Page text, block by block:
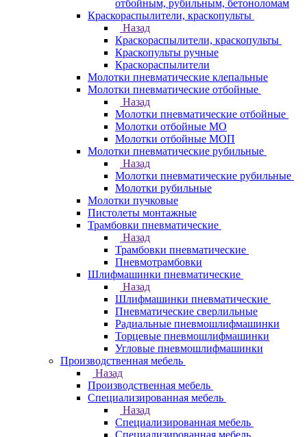
отбойным, рубильным, бетоноломам
Краскораспылители, краскопульты
Назад
Краскораспылители, краскопульты
Краскопульты ручные
Краскораспылители
Молотки пневматические клепальные
Молотки пневматические отбойные
Назад
Молотки пневматические отбойные
Молотки отбойные МО
Молотки отбойные МОП
Молотки пневматические рубильные
Назад
Молотки пневматические рубильные
Молотки рубильные
Молотки пучковые
Пистолеты монтажные
Трамбовки пневматические
Назад
Трамбовки пневматические
Пневмотрамбовки
Шлифмашинки пневматические
Назад
Шлифмашинки пневматические
Пневматические сверлильные
Радиальные пневмошлифмашинки
Торцевые пневмошлифмашинки
Угловые пневмошлифмашинки
Производственная мебель
Назад
Производственная мебель
Cпециализированная мебель
Назад
Cпециализированная мебель
Специализированная мебель